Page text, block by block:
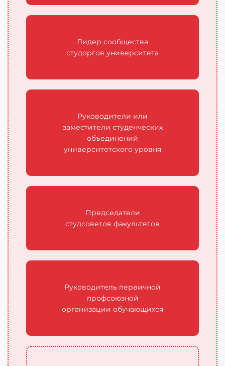
Лидер сообщества
студоргов университета
Руководители или
заместители студенческих
объединений
университетского уровня
Председатели
студсоветов факультетов
Руководитель первичной
профсоюзной
организации обучающихся